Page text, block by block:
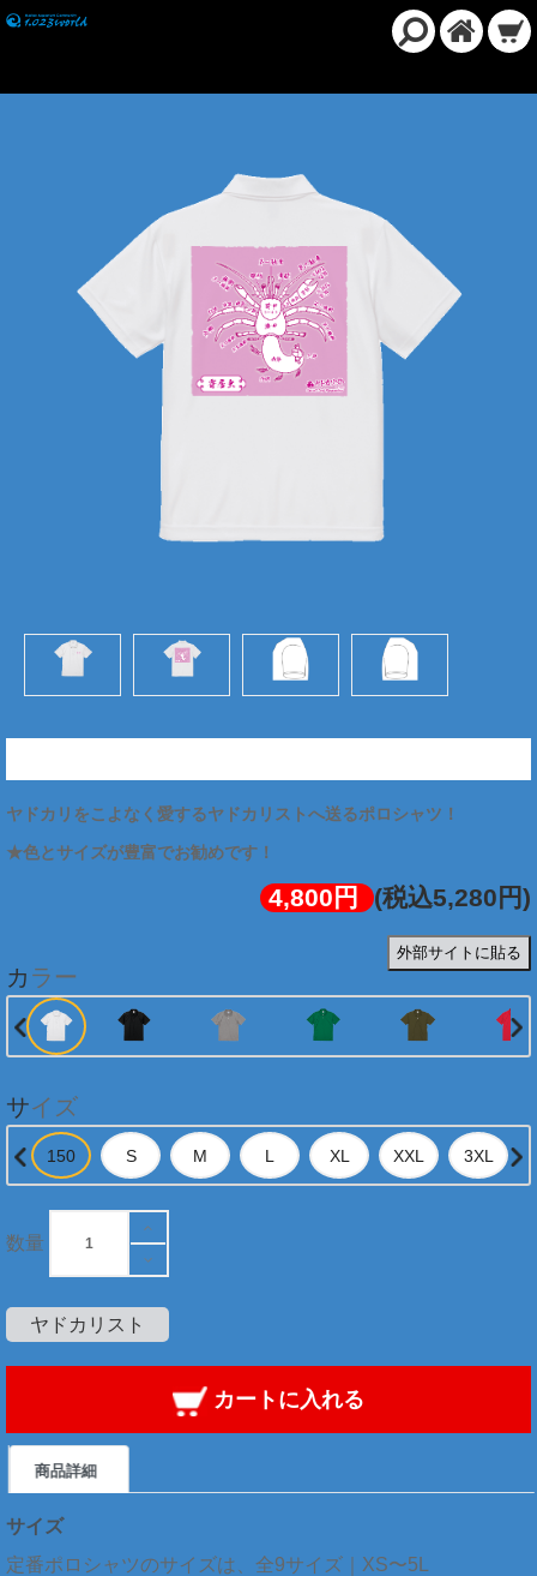
ヤドカリをこよなく愛するヤドカリストへ送るポロシャツ！
★色とサイズが豊富でお勧めです！
4,800円 (税込5,280円)
外部サイトに貼る
カラー
サイズ
数量
ヤドカリスト
カートに入れる
商品詳細
サイズ
定番ポロシャツのサイズは、全9サイズ｜XS〜5L